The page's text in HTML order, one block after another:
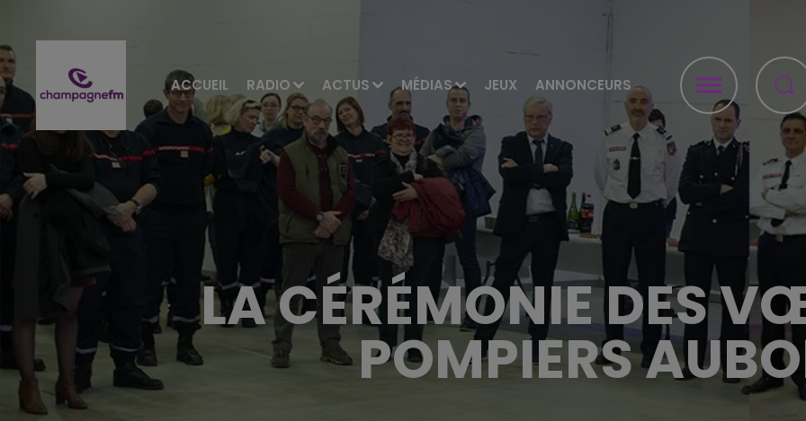
ACCUEIL RADIO ACTUS MÉDIAS JEUX ANNONCEURS
LA CÉRÉMONIE DES
POMPIERS